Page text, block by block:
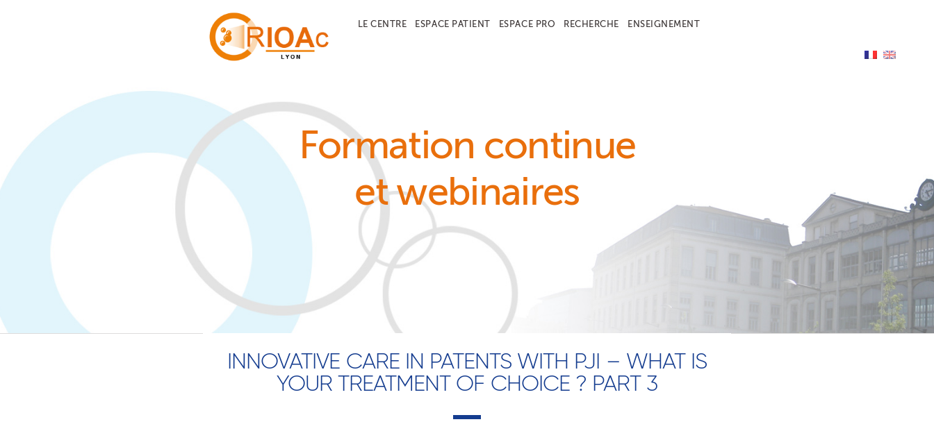
LE CENTRE ESPACE PATIENT ESPACE PRO RECHERCHE ENSEIGNEMENT
Formation continue
et webinaires
INNOVATIVE CARE IN PATENTS WITH PJI – WHAT IS
YOUR TREATMENT OF CHOICE ? PART 3